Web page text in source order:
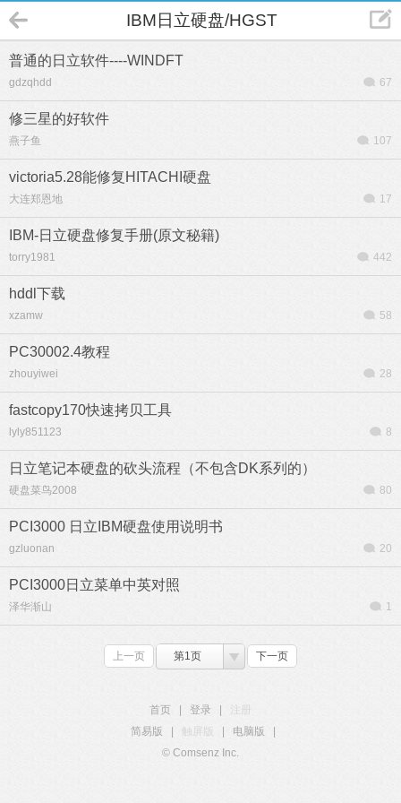
IBM日立硬盘/HGST
普通的日立软件----WINDFT
gdzqhdd 67
修三星的好软件
燕子鱼 107
victoria5.28能修复HITACHI硬盘
大连郑恩地 17
IBM-日立硬盘修复手册(原文秘籍)
torry1981 442
hddl下载
xzamw 58
PC30002.4教程
zhouyiwei 28
fastcopy170快速拷贝工具
lyly851123 8
日立笔记本硬盘的砍头流程（不包含DK系列的）
硬盘菜鸟2008 80
PCI3000 日立IBM硬盘使用说明书
gzluonan 20
PCI3000日立菜单中英对照
泽华渐山 1
上一页 第1页 下一页
首页 登录
注册
简易版
触屏版 电脑版
© Comsenz Inc.